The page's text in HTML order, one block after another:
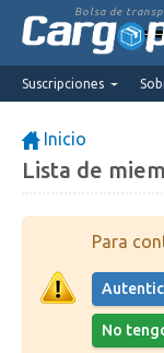
Bolsa de
Suscripciones
Inicio
Lista de
Para
No